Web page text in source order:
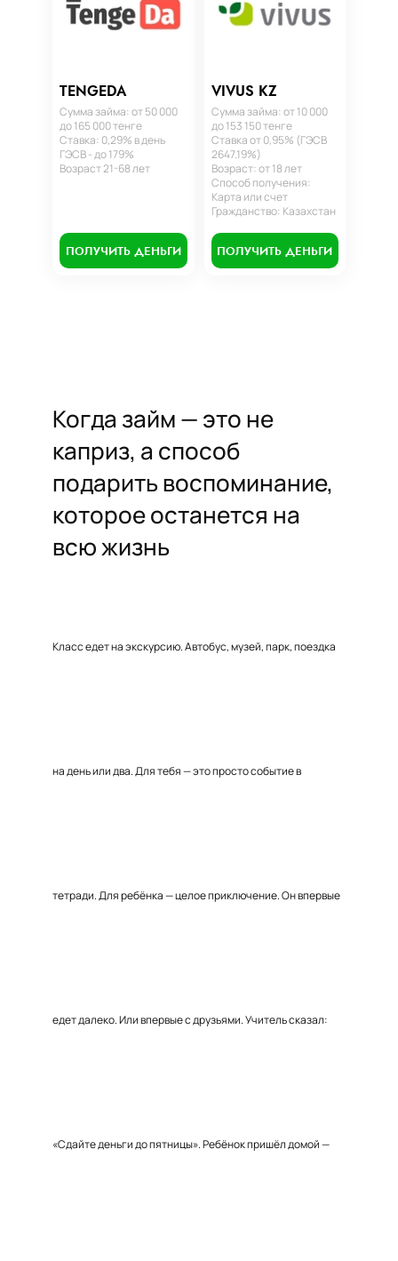
TENGEDA
Сумма займа: от 50 000
до 165 000 тенге
Ставка: 0,29% в день
ГЭСВ - до 179%
Возраст 21-68 лет
ПОЛУЧИТЬ ДЕНЬГИ
VIVUS KZ
Сумма займа: от 10 000
до 153 150 тенге
Ставка от 0,95% (ГЭСВ
2647.19%)
Возраст: от 18 лет
Способ получения:
Карта или счет
Гражданство: Казахстан
ПОЛУЧИТЬ ДЕНЬГИ
Когда займ — это не
каприз, а способ
подарить воспоминание,
которое останется на
всю жизнь
Класс едет на экскурсию. Автобус, музей, парк, поездка
на день или два. Для тебя — это просто событие в
тетради. Для ребёнка — целое приключение. Он впервые
едет далеко. Или впервые с друзьями. Учитель сказал:
«Сдайте деньги до пятницы». Ребёнок пришёл домой —